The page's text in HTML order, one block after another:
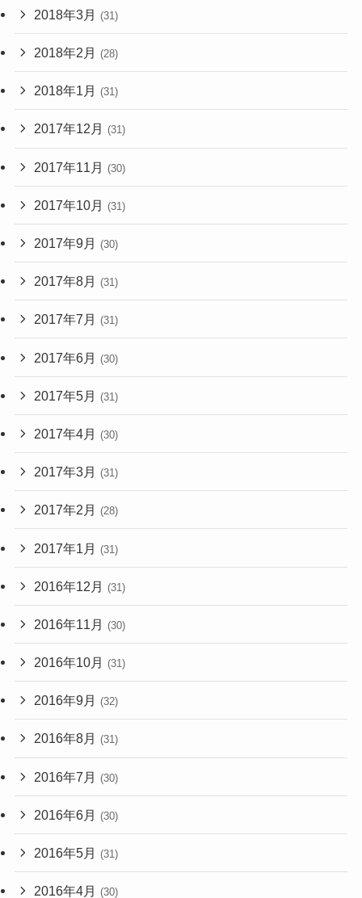
2018年3月 (31)
2018年2月 (28)
2018年1月 (31)
2017年12月 (31)
2017年11月 (30)
2017年10月 (31)
2017年9月 (30)
2017年8月 (31)
2017年7月 (31)
2017年6月 (30)
2017年5月 (31)
2017年4月 (30)
2017年3月 (31)
2017年2月 (28)
2017年1月 (31)
2016年12月 (31)
2016年11月 (30)
2016年10月 (31)
2016年9月 (32)
2016年8月 (31)
2016年7月 (30)
2016年6月 (30)
2016年5月 (31)
2016年4月 (30)